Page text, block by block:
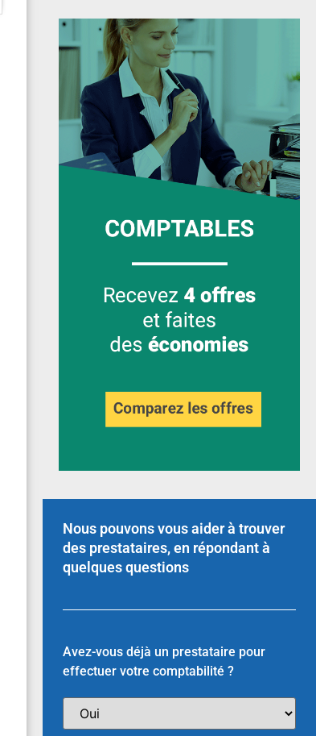
Nous pouvons vous aider à trouver
des prestataires, en répondant à
quelques questions
Avez-vous déjà un prestataire pour
effectuer votre comptabilité ?